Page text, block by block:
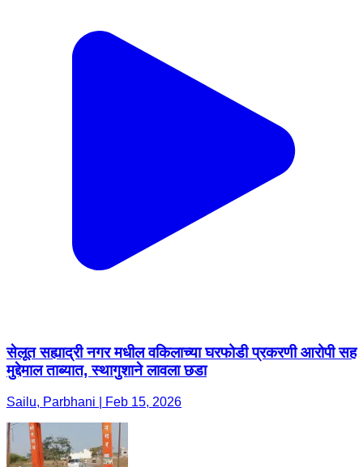
सेलूत सह्याद्री नगर मधील वकिलाच्या घरफोडी प्रकरणी आरोपी सह
मुद्देमाल ताब्यात, स्थागुशाने लावला छडा
Sailu, Parbhani | Feb 15, 2026